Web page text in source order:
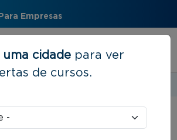
Para Empresas
busca
uma cidade para ver
de cursos.